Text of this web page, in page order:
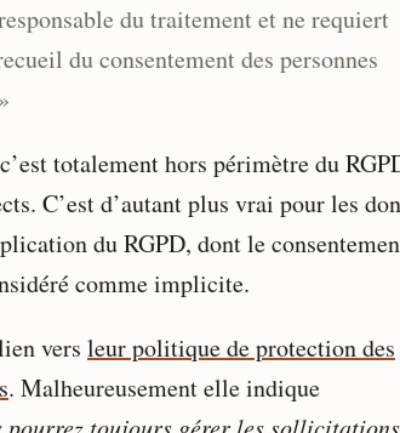
du traitement et ne requiert
du consentement des personnes
totalement hors périmètre du
C’est d’autant plus vrai pour les
du RGPD, dont le
comme implicite.
vers leur politique de protection des
. Malheureusement elle indique
pourrez toujours gérer les sollicitations